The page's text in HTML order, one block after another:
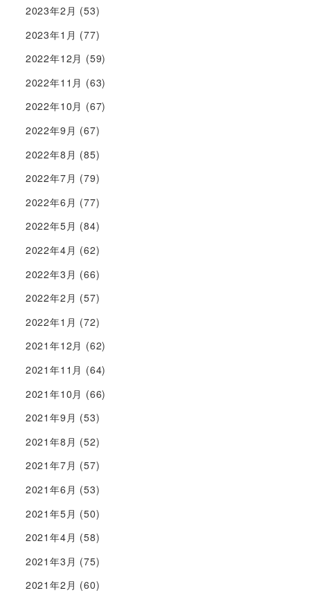
2023年2月 (53)
2023年1月 (77)
2022年12月 (59)
2022年11月 (63)
2022年10月 (67)
2022年9月 (67)
2022年8月 (85)
2022年7月 (79)
2022年6月 (77)
2022年5月 (84)
2022年4月 (62)
2022年3月 (66)
2022年2月 (57)
2022年1月 (72)
2021年12月 (62)
2021年11月 (64)
2021年10月 (66)
2021年9月 (53)
2021年8月 (52)
2021年7月 (57)
2021年6月 (53)
2021年5月 (50)
2021年4月 (58)
2021年3月 (75)
2021年2月 (60)